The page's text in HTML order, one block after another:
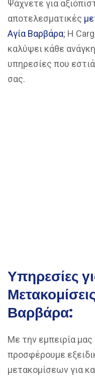
Ψάχνετε για
αποτελεσματικές
Αγία Βαρβάρα; Η
καλύψει κάθε
υπηρεσίες που
σας.
Υπηρεσίες
Βαρβάρα:
Με την εμπειρία
προσφέρουμε
μετακομίσεων για